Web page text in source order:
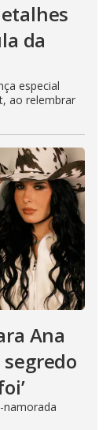
da
especial
ao relembrar
Ana
namorada